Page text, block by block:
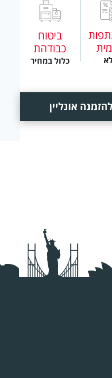
ביטוח
כבודהת
כלול במחיר
אונליין